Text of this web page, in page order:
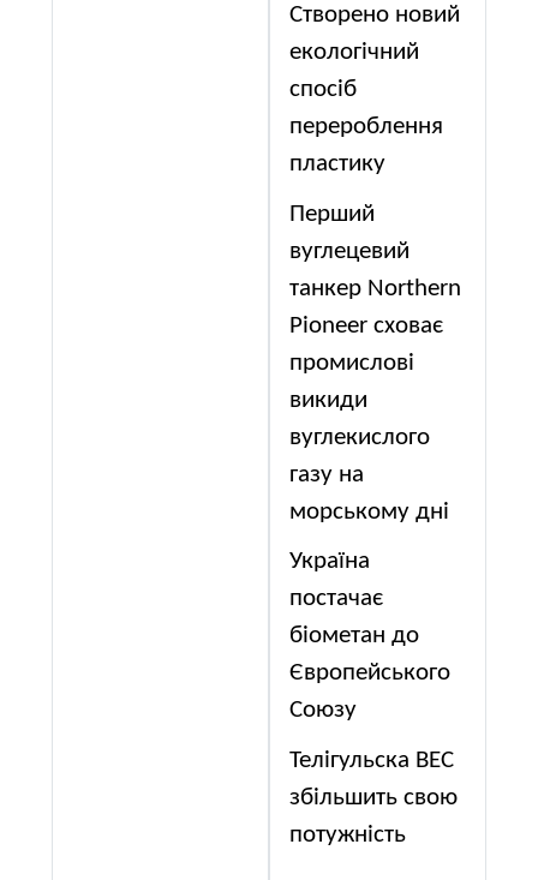
Створено новий
екологічний
спосіб
перероблення
пластику
Перший
вуглецевий
танкер Northern
Pioneer сховає
промислові
викиди
вуглекислого
газу на
морському дні
Україна
постачає
біометан до
Європейського
Союзу
Телігульска ВЕС
збільшить свою
потужність